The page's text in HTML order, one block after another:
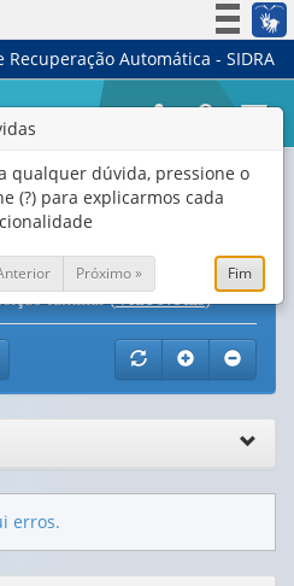
Simplifique!
Legislação
Canais
Recuperação Automática - SIDRA
secundárias residentes
classes de rendimento
segundo a situação do
familiar (Vide Notas
erros.
qualquer dúvida, pressione o
(?) para explicarmos cada
Próximo » Fim